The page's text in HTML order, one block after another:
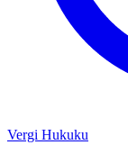
Vergi Hukuku